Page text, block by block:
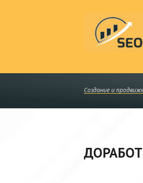
Создание и